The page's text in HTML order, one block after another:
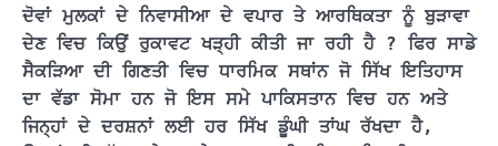
ਦੋਵਾਂ ਮੁਲਕਾਂ ਦੇ ਨਿਵਾਸੀਆ ਦੇ ਵਪਾਰ ਤੇ ਆਰਥਿਕਤਾ ਨੂੰ ਬੁੜਾਵਾ
ਦੇਣ ਵਿਚ ਕਿਉਂ ਰੁਕਾਵਟ ਖੜ੍ਹੀ ਕੀਤੀ ਜਾ ਰਹੀ ਹੈ ? ਫਿਰ ਸਾਡੇ
ਸੈਕੜਿਆ ਦੀ ਗਿਣਤੀ ਵਿਚ ਧਾਰਮਿਕ ਸਥਾਂਨ ਜੋ ਸਿੱਖ ਇਤਿਹਾਸ
ਦਾ ਵੱਡਾ ਸੋਮਾ ਹਨ ਜੋ ਇਸ ਸਮੇ ਪਾਕਿਸਤਾਨ ਵਿਚ ਹਨ ਅਤੇ
ਜਿਨ੍ਹਾਂ ਦੇ ਦਰਸ਼ਨਾਂ ਲਈ ਹਰ ਸਿੱਖ ਡੂੰਘੀ ਤਾਂਘ ਰੱਖਦਾ ਹੈ,